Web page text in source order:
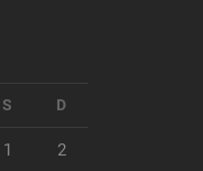
S D
1 2